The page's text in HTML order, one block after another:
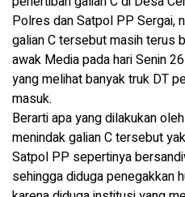
Polres dan Satpol PP Sergai,
galian C tersebut masih terus
awak Media pada hari Senin
yang melihat banyak truk DT
masuk.
Berarti apa yang dilakukan
menindak galian C tersebut
Satpol PP sepertinya
sehingga diduga penegakkan